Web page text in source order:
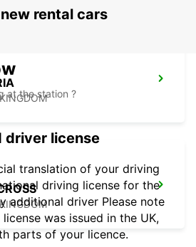
rental cars
at the station ?
driver license
translation of your driving
driving license for the
additional driver Please note
was issued in the UK,
parts of your licence.